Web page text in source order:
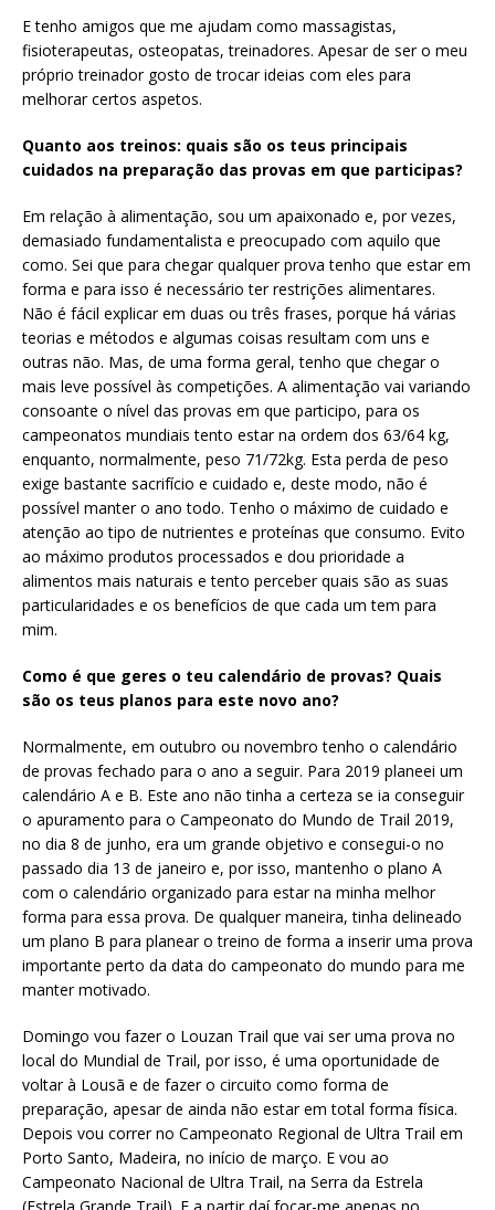
E tenho amigos que me ajudam como massagistas,
fisioterapeutas, osteopatas, treinadores. Apesar de ser o meu
próprio treinador gosto de trocar ideias com eles para
melhorar certos aspetos.
Quanto aos treinos: quais são os teus principais
cuidados na preparação das provas em que participas?
Em relação à alimentação, sou um apaixonado e, por vezes,
demasiado fundamentalista e preocupado com aquilo que
como. Sei que para chegar qualquer prova tenho que estar em
forma e para isso é necessário ter restrições alimentares.
Não é fácil explicar em duas ou três frases, porque há várias
teorias e métodos e algumas coisas resultam com uns e
outras não. Mas, de uma forma geral, tenho que chegar o
mais leve possível às competições. A alimentação vai variando
consoante o nível das provas em que participo, para os
campeonatos mundiais tento estar na ordem dos 63/64 kg,
enquanto, normalmente, peso 71/72kg. Esta perda de peso
exige bastante sacrifício e cuidado e, deste modo, não é
possível manter o ano todo. Tenho o máximo de cuidado e
atenção ao tipo de nutrientes e proteínas que consumo. Evito
ao máximo produtos processados e dou prioridade a
alimentos mais naturais e tento perceber quais são as suas
particularidades e os benefícios de que cada um tem para
mim.
Como é que geres o teu calendário de provas? Quais
são os teus planos para este novo ano?
Normalmente, em outubro ou novembro tenho o calendário
de provas fechado para o ano a seguir. Para 2019 planeei um
calendário A e B. Este ano não tinha a certeza se ia conseguir
o apuramento para o Campeonato do Mundo de Trail 2019,
no dia 8 de junho, era um grande objetivo e consegui-o no
passado dia 13 de janeiro e, por isso, mantenho o plano A
com o calendário organizado para estar na minha melhor
forma para essa prova. De qualquer maneira, tinha delineado
um plano B para planear o treino de forma a inserir uma prova
importante perto da data do campeonato do mundo para me
manter motivado.
Domingo vou fazer o Louzan Trail que vai ser uma prova no
local do Mundial de Trail, por isso, é uma oportunidade de
voltar à Lousã e de fazer o circuito como forma de
preparação, apesar de ainda não estar em total forma física.
Depois vou correr no Campeonato Regional de Ultra Trail em
Porto Santo, Madeira, no início de março. E vou ao
Campeonato Nacional de Ultra Trail, na Serra da Estrela
(Estrela Grande Trail). E a partir daí focar-me apenas no